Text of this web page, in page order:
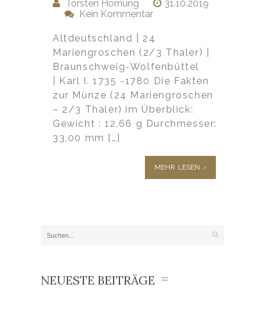
Torsten Hornung
31.10.2019
Kein Kommentar
Altdeutschland | 24
Mariengroschen (2/3 Thaler) |
Braunschweig-Wolfenbüttel
| Karl I. 1735 -1780 Die Fakten
zur Münze (24 Mariengroschen
– 2/3 Thaler) im Überblick:
Gewicht : 12,66 g Durchmesser:
33,00 mm […]
MEHR LESEN ›
NEUESTE BEITRÄGE